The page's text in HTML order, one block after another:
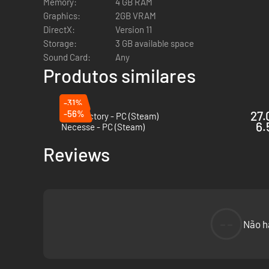
Dissipe a névoa aumentando a pressão e forme gelo.
Plante flores e árvores para gerar oxigênio e deixar o céu
Graphics:
2GB VRAM
DirectX:
Version 11
Storage:
3 GB available space
Sound Card:
Any
Produtos similares
-31%
Satisfactory - PC (Steam)
-56%
Necesse - PC (Steam)
Reviews
Não